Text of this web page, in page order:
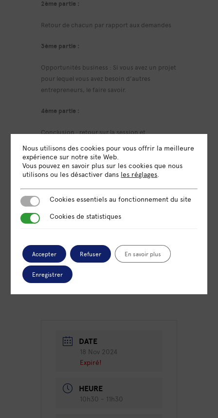
2ème partie :
Retour de chacun par rapport aux demandes
3ème partie :
Opportunités business : Si vous avez un projet
pour lequel vous avez besoin d’autres
entrepreneurs, le faire savoir.
4ème partie :
Conclusion : retour sur la session et
Un mail récapitulatif vous sera envoyé le
vendredi d’avant.
Le programme vous tente ?
Les inscriptions sont limitées à 10 !
DATE
18 Nov 2024
Expiré!
HEURE
10h30 - 11h30
Nous utilisons des cookies pour vous offrir la meilleure
expérience sur notre site Web.
Vous pouvez en savoir plus sur les cookies que nous
utilisons ou les désactiver dans les réglages.
Cookies essentiels au fonctionnement du site
Cookies essentiels au fonctionnement du site
Cookies de statistiques
Cookies de statistiques
Accepter Refuser En savoir plus
Enregistrer